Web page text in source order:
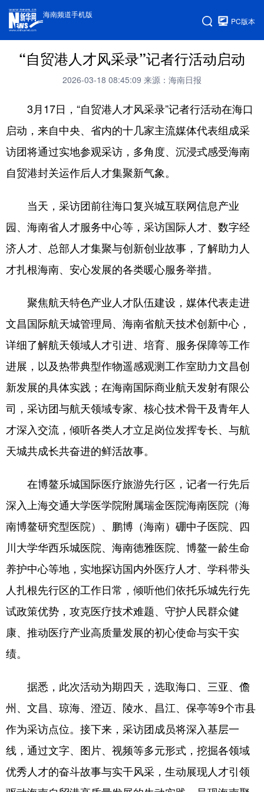
海南频道手机版
PC版本
“自贸港人才风采录”记者行活动启动
2026-03-18 08:45:09 来源：海南日报
3月17日，“自贸港人才风采录”记者行活动在海口
启动，来自中央、省内的十几家主流媒体代表组成采
访团将通过实地参观采访，多角度、沉浸式感受海南
自贸港封关运作后人才集聚新气象。
当天，采访团前往海口复兴城互联网信息产业
园、海南省人才服务中心等，采访国际人才、数字经
济人才、总部人才集聚与创新创业故事，了解助力人
才扎根海南、安心发展的各类暖心服务举措。
聚焦航天特色产业人才队伍建设，媒体代表走进
文昌国际航天城管理局、海南省航天技术创新中心，
详细了解航天领域人才引进、培育、服务保障等工作
进展，以及热带典型作物遥感观测工作室助力文昌创
新发展的具体实践；在海南国际商业航天发射有限公
司，采访团与航天领域专家、核心技术骨干及青年人
才深入交流，倾听各类人才立足岗位发挥专长、与航
天城共成长共奋进的鲜活故事。
在博鳌乐城国际医疗旅游先行区，记者一行先后
深入上海交通大学医学院附属瑞金医院海南医院（海
南博鳌研究型医院）、鹏博（海南）硼中子医院、四
川大学华西乐城医院、海南德雅医院、博鳌一龄生命
养护中心等地，实地探访国内外医疗人才、学科带头
人扎根先行区的工作日常，倾听他们依托乐城先行先
试政策优势，攻克医疗技术难题、守护人民群众健
康、推动医疗产业高质量发展的初心使命与实干实
绩。
据悉，此次活动为期四天，选取海口、三亚、儋
州、文昌、琼海、澄迈、陵水、昌江、保亭等9个市县
作为采访点位。接下来，采访团成员将深入基层一
线，通过文字、图片、视频等多元形式，挖掘各领域
优秀人才的奋斗故事与实干风采，生动展现人才引领